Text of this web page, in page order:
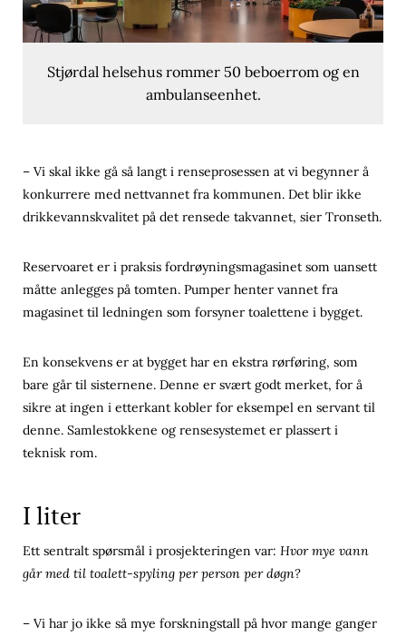
Stjørdal helsehus rommer 50 beboerrom og en
ambulanseenhet.
– Vi skal ikke gå så langt i renseprosessen at vi begynner å
konkurrere med nettvannet fra kommunen. Det blir ikke
drikkevannskvalitet på det rensede takvannet, sier Tronseth.
Reservoaret er i praksis fordrøyningsmagasinet som uansett
måtte anlegges på tomten. Pumper henter vannet fra
magasinet til ledningen som forsyner toalettene i bygget.
En konsekvens er at bygget har en ekstra rørføring, som
bare går til sisternene. Denne er svært godt merket, for å
sikre at ingen i etterkant kobler for eksempel en servant til
denne. Samlestokkene og rensesystemet er plassert i
teknisk rom.
I liter
Ett sentralt spørsmål i prosjekteringen var: Hvor mye vann
går med til toalett-spyling per person per døgn?
– Vi har jo ikke så mye forskningstall på hvor mange ganger